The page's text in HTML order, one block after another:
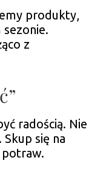
produkty,
z
radością. Nie
się na
potraw.